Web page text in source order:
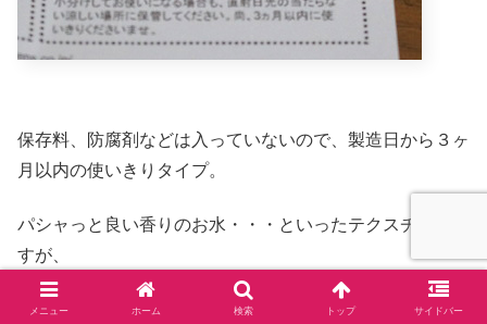
保存料、防腐剤などは入っていないので、製造日から３ヶ
月以内の使いきりタイプ。
パシャっと良い香りのお水・・・といったテクスチャーで
すが、
不思議とうるおう。。。
メニュー ホーム 検索 トップ サイドバー